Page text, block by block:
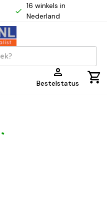
16 winkels in
Nederland
Bestelstatus